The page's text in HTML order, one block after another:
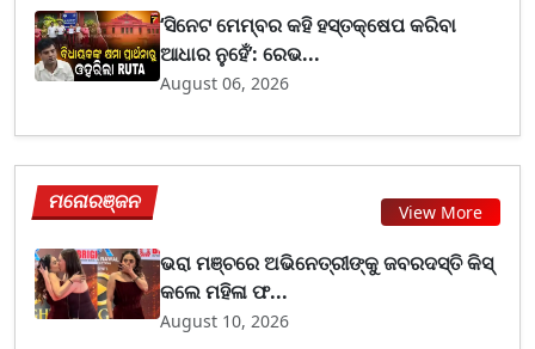
‘ସିନେଟ ମେମ୍ବର କହି ହସ୍ତକ୍ଷେପ କରିବା
ଆଧାର ନୁହେଁ’: ରେଭ...
August 06, 2026
ମନୋରଞ୍ଜନ View More
ଭରା ମଞ୍ଚରେ ଅଭିନେତ୍ରୀଙ୍କୁ ଜବରଦସ୍ତି କିସ୍
କଲେ ମହିଳା ଫ...
August 10, 2026